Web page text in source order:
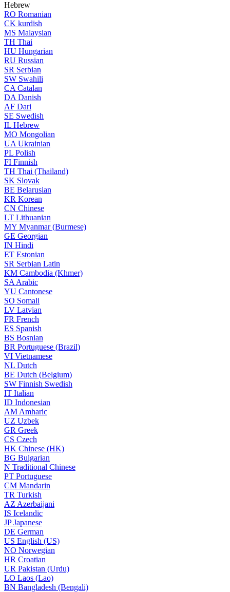
Hebrew
RO Romanian
CK kurdish
MS Malaysian
TH Thai
HU Hungarian
RU Russian
SR Serbian
SW Swahili
CA Catalan
DA Danish
AF Dari
SE Swedish
IL Hebrew
MO Mongolian
UA Ukrainian
PL Polish
FI Finnish
TH Thai (Thailand)
SK Slovak
BE Belarusian
KR Korean
CN Chinese
LT Lithuanian
MY Myanmar (Burmese)
GE Georgian
IN Hindi
ET Estonian
SR Serbian Latin
KM Cambodia (Khmer)
SA Arabic
YU Cantonese
SO Somali
LV Latvian
FR French
ES Spanish
BS Bosnian
BR Portuguese (Brazil)
VI Vietnamese
NL Dutch
BE Dutch (Belgium)
SW Finnish Swedish
IT Italian
ID Indonesian
AM Amharic
UZ Uzbek
GR Greek
CS Czech
HK Chinese (HK)
BG Bulgarian
N Traditional Chinese
PT Portuguese
CM Mandarin
TR Turkish
AZ Azerbaijani
IS Icelandic
JPJapanese
DE German
US English (US)
NO Norwegian
HR Croatian
UR Pakistan (Urdu)
LO Laos (Lao)
BN Bangladesh (Bengali)